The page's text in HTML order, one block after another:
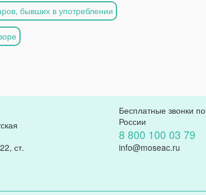
бывших в употреблении
ст.
Бесплатные звонки по
России
8 800 100 03 79
info@moseac.ru